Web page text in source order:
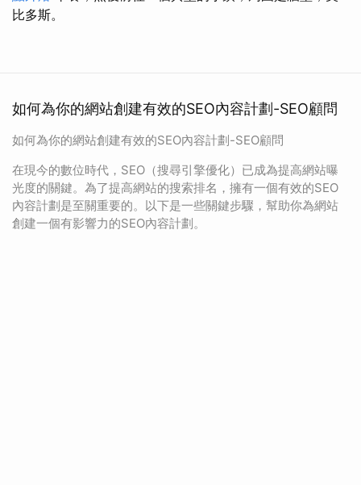
比多斯。
如何為你的網站創建有效的SEO內容計劃-SEO顧問
如何為你的網站創建有效的SEO內容計劃-SEO顧問
在現今的數位時代，SEO（搜尋引擎優化）已成為提高網站曝
光度的關鍵。為了提高網站的搜索排名，擁有一個有效的SEO
內容計劃是至關重要的。以下是一些關鍵步驟，幫助你為網站
創建一個有影響力的SEO內容計劃。